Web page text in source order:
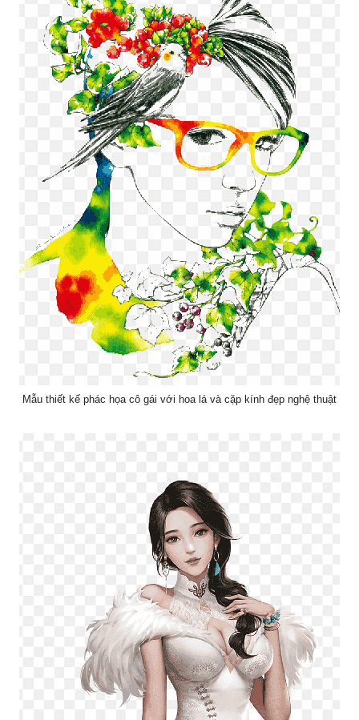
Mẫu thiết kế phác họa cô gái với hoa lá và cặp kính đẹp nghệ thuật